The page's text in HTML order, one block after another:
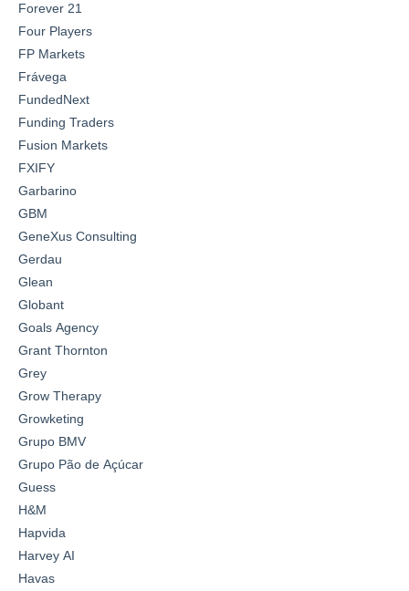
Forever 21
Four Players
FP Markets
Frávega
FundedNext
Funding Traders
Fusion Markets
FXIFY
Garbarino
GBM
GeneXus Consulting
Gerdau
Glean
Globant
Goals Agency
Grant Thornton
Grey
Grow Therapy
Growketing
Grupo BMV
Grupo Pão de Açúcar
Guess
H&M
Hapvida
Harvey AI
Havas